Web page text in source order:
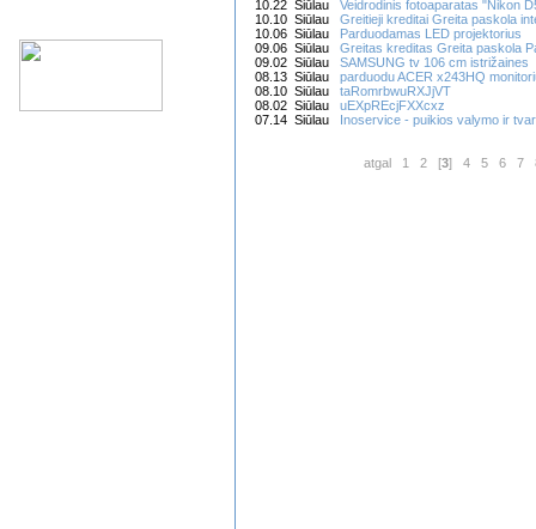
10.22 Siūlau
Veidrodinis fotoaparatas "Nikon
10.10 Siūlau
Greitieji kreditai Greita paskola
10.06 Siūlau
Parduodamas LED projektorius
09.06 Siūlau
Greitas kreditas Greita paskola
09.02 Siūlau
SAMSUNG tv 106 cm istrižaines
08.13 Siūlau
parduodu ACER x243HQ
08.10 Siūlau
taRomrbwuRXJjVT
08.02 Siūlau
uEXpREcjFXXcxz
07.14 Siūlau
Inoservice - puikios valymo ir
atgal 1 2[3] 4 5 6 7